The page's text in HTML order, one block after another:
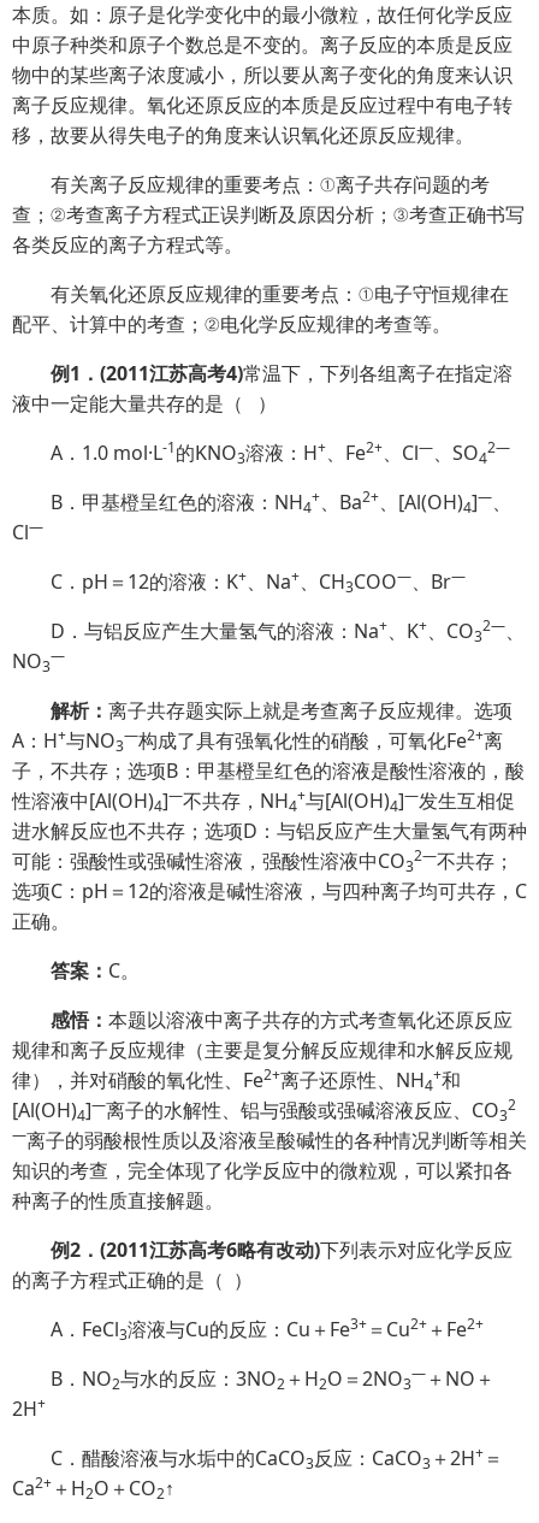
本质。如：原子是化学变化中的最小微粒，故任何化学反应
中原子种类和原子个数总是不变的。离子反应的本质是反应
物中的某些离子浓度减小，所以要从离子变化的角度来认识
离子反应规律。氧化还原反应的本质是反应过程中有电子转
移，故要从得失电子的角度来认识氧化还原反应规律。
有关离子反应规律的重要考点：①离子共存问题的考
查；②考查离子方程式正误判断及原因分析；③考查正确书写
各类反应的离子方程式等。
有关氧化还原反应规律的重要考点：①电子守恒规律在
配平、计算中的考查；②电化学反应规律的考查等。
例1 ． (2011江苏高考4)常温下，下列各组离子在指定溶
液中一定能大量共存的是（
）
A．1.0 mol·L-1的KNO3溶液：H+、Fe2+、Cl—、SO4
2—
B．甲基橙呈红色的溶液：NH4
+、Ba2+、[Al(OH)4]—、
Cl—
C．pH＝12的溶液：K+、Na+、CH3COO—、Br—
D．与铝反应产生大量氢气的溶液：Na+、K+、CO3
2—、
NO3
—
解析： 离子共存题实际上就是考查离子反应规律。选项
A：H+与NO3
—构成了具有强氧化性的硝酸，可氧化Fe2+离
子，不共存；选项B：甲基橙呈红色的溶液是酸性溶液的，酸
性溶液中[Al(OH)4]—不共存，NH4
+与[Al(OH)4]—发生互相促
进水解反应也不共存；选项D：与铝反应产生大量氢气有两种
可能：强酸性或强碱性溶液，强酸性溶液中CO3
2—不共存；
选项C：pH＝12的溶液是碱性溶液，与四种离子均可共存，C
正确。
答案： C。
感悟： 本题以溶液中离子共存的方式考查氧化还原反应
规律和离子反应规律（主要是复分解反应规律和水解反应规
律），并对硝酸的氧化性、Fe2+离子还原性、NH4
+和
[Al(OH)4]—离子的水解性、铝与强酸或强碱溶液反应、CO3
2
—离子的弱酸根性质以及溶液呈酸碱性的各种情况判断等相关
知识的考查，完全体现了化学反应中的微粒观，可以紧扣各
种离子的性质直接解题。
例2 ． (2011江苏高考6略有改动)下列表示对应化学反应
的离子方程式正确的是（ ）
A．FeCl3溶液与Cu的反应：Cu＋Fe3+ ＝Cu2+ ＋Fe2+
B．NO2与水的反应：3NO2 ＋H2O＝2NO3
— ＋NO＋
2H+
C．醋酸溶液与水垢中的CaCO3反应：CaCO3 ＋2H+ ＝
Ca2+ ＋H2O＋CO2↑